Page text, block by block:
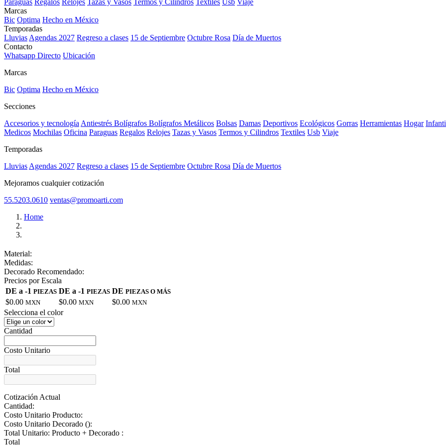
Paraguas Regalos Relojes Tazas y Vasos Termos y Cilindros Textiles Usb Viaje
Marcas
Bic Optima Hecho en México
Temporadas
Lluvias Agendas 2027 Regreso a clases 15 de Septiembre Octubre Rosa Día de Muertos
Contacto
Whatsapp Directo Ubicación
Marcas
Bic Optima Hecho en México
Secciones
Accesorios y tecnología Antiestrés Bolígrafos Bolígrafos Metálicos Bolsas Damas Deportivos Ecológicos Gorras Herramientas Hogar
Medicos Mochilas Oficina Paraguas Regalos Relojes Tazas y Vasos Termos y Cilindros Textiles Usb Viaje
Temporadas
Lluvias Agendas 2027 Regreso a clases 15 de Septiembre Octubre Rosa Día de Muertos
Mejoramos cualquier cotización
55.5203.0610 ventas@promoarti.com
Home
Material:
Medidas:
Decorado Recomendado:
Precios por Escala
DE a -1 PIEZAS DE a -1 PIEZAS DE PIEZAS O MÁS
$0.00 MXN $0.00 MXN $0.00 MXN
Selecciona el color
Cantidad
Costo Unitario
Total
Cotización Actual
Cantidad:
Costo Unitario Producto:
Costo Unitario Decorado ():
Total Unitario: Producto + Decorado :
Total